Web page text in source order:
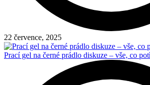
22 července, 2025
Prací gel na černé prádlo diskuze – vše, co